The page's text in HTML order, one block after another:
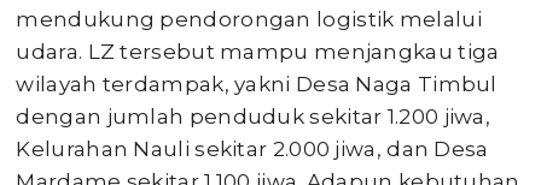
mendukung pendorongan logistik melalui
udara. LZ tersebut mampu menjangkau tiga
wilayah terdampak, yakni Desa Naga Timbul
dengan jumlah penduduk sekitar 1.200 jiwa,
Kelurahan Nauli sekitar 2.000 jiwa, dan Desa